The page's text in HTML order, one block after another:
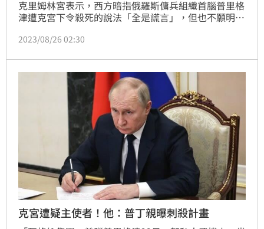
克里姆林宮表示，西方暗指俄羅斯傭兵組織首腦普里格
津遭克宮下令殺死的說法「全是謊言」，但也不願明確
2023/08/26 02:30
克宮遭疑主使者！他：普丁親曝刺殺計畫